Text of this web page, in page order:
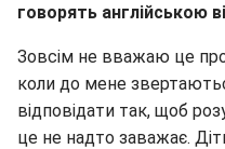
говорять англійською
Зовсім не вважаю це
коли до мене
відповідати так, щоб
це не надто заважає.